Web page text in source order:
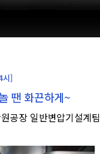
시]
땐 화끈하게~
공장 일반변압기설계